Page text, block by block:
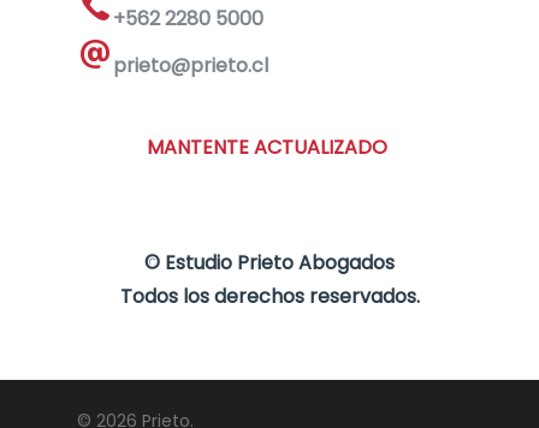
+562 2280 5000
prieto@prieto.cl
MANTENTE ACTUALIZADO
© Estudio Prieto Abogados
Todos los derechos reservados.
© 2026 Prieto.